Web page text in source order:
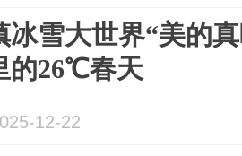
冰雪大世界“美的
的26℃春天
12-22